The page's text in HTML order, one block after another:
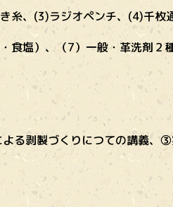
糸、(3)ラジオペンチ、(4)千枚
食塩）、（7）一般・革洗剤２
る剥製づくりにつての講義、③